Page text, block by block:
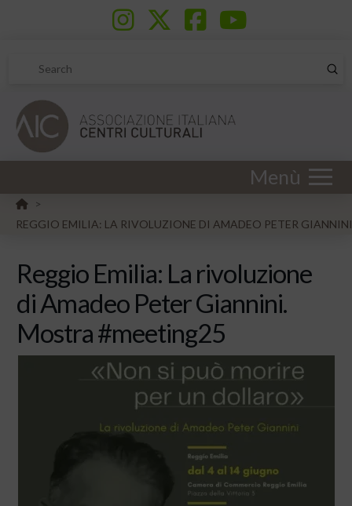
Search
Menù
HOME
>
REGGIO EMILIA: LA RIVOLUZIONE DI AMADEO PETER
Reggio Emilia: La rivoluzione
di Amadeo Peter Giannini.
Mostra #meeting25